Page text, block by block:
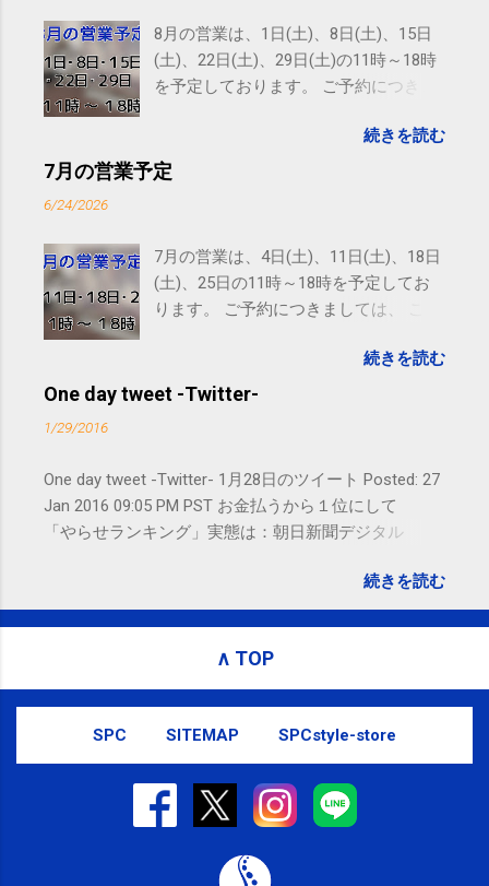
8月の営業は、1日(土)、8日(土)、15日
(土)、22日(土)、29日(土)の11時～18時
を予定しております。 ご予約につきま
す。 電話に出られないことがあります
ので、ご予約、お問い合わせは
続きを読む
7月の営業予定
6/24/2026
7月の営業は、4日(土)、11日(土)、18日
(土)、25日の11時～18時を予定してお
ります。 ご予約につきましては、 こち
れないことがありますので、ご予約、
お問い合わせはSMS（ショートメッセ
続きを読む
One day tweet -Twitter-
1/29/2016
One day tweet -Twitter- 1月28日のツイート Posted: 27
Jan 2016 09:05 PM PST お金払うから１位にして
「やらせランキング」実態は：朝日新聞デジタル
to email updates from サクマフィジカルコンディショ
ニング(@SPCstyle) - Twilog . To stop receiving these
powered by Google Google Inc., 1600 Amphitheatre
Parkway, Mountain View, CA 94043, United States
続きを読む
∧ TOP
SPC SITEMAP SPCstyle-store